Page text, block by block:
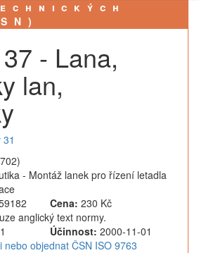
- Lana,
lan,
- Montáž lanek pro řízení letadla
Cena: 230 Kč
anglický text normy.
Účinnost: 2000-11-01
objednat ČSN ISO 9763